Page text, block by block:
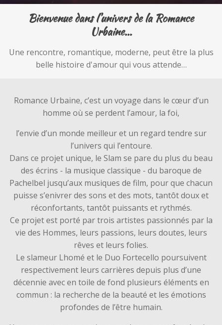
Bienvenue dans l'univers de la Romance
Urbaine...
Une rencontre, romantique, moderne, peut être la plus
belle histoire d'amour qui vous attende…
Romance Urbaine, c’est un voyage dans le cœur d’un
homme où se perdent l’amour, la foi,
l’envie d’un monde meilleur et un regard tendre sur
l’univers qui l’entoure.
Dans ce projet unique, le Slam se pare du plus du beau
des écrins - la musique classique - du baroque de
Pachelbel jusqu’aux musiques de film, pour que chacun
puisse s’enivrer des sons et des mots, tantôt doux et
réconfortants, tantôt puissants et rythmés.
Ce projet est porté par trois artistes passionnés par la
vie des Hommes, leurs passions, leurs doutes, leurs
rêves et leurs folies.
Le slameur Lhomé et le Duo Fortecello poursuivent
respectivement leurs carrières depuis plus d’une
décennie avec en toile de fond plusieurs éléments en
commun : la recherche de la beauté et les émotions
profondes de l’être humain.